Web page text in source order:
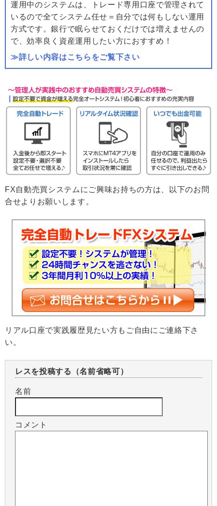
運用中のシステムは、トレード専用口座で管理されて
いるので全てシステム任せ＝自分では何もしない運用
方式です。銀行で眠らせておくだけでは増えませんの
で、効率良く資産運用したい方におすすめ！
≫詳しい内容はこちらをご覧下さい
FX自動売買システムにご興味お持ちの方は、以下のお問
合せよりお願いします。
リアル口座で実践履歴見たい方もご自由にご連絡下さ
い。
レスを投稿する（名前省略可）
名前
コメント